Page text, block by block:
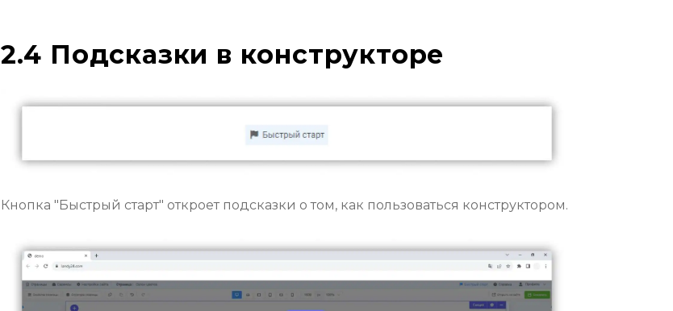
2.4 Подсказки в конструкторе
Кнопка "Быстрый старт" откроет подсказки о том, как пользоваться конструктором.